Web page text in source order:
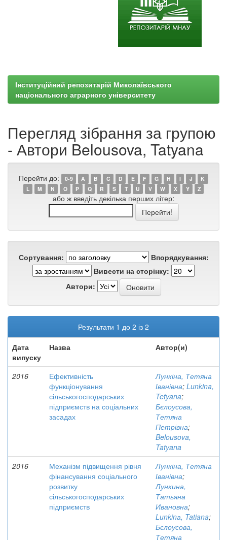
Інституційний репозитарій Миколаївського
національного аграрного університету
Перегляд зібрання за групою
- Автори Belousova, Tatyana
Перейти до: 0-9 A B C D E F G H I J
K
L
M N O P Q R S T U V W X Y Z
або ж введіть декілька перших літер:
Сортування:
Впорядкування:
Вивести на сторінку:
Автори:
Результати 1 до 2 із 2
Дата
випуску
Назва Автор(и)
2016
Ефективність
функціонування
сільськогосподарських
підприємств на соціальних
засадах
Лункіна, Тетяна
Іванівна; Lunkina,
Tetyana;
Бєлоусова,
Тетяна
Петрівна;
Belousova,
Tatyana
2016
Механізм підвищення рівня
фінансування соціального
розвитку
сільськогосподарських
підприємств
Лункіна, Тетяна
Іванівна;
Лункина,
Татьяна
Ивановна;
Lunkinа, Tatiana;
Бєлоусова,
Тетяна